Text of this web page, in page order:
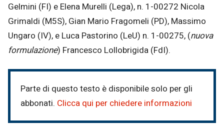
Gelmini (FI) e Elena Murelli (Lega), n. 1-00272 Nicola
Grimaldi (M5S), Gian Mario Fragomeli (PD), Massimo
Ungaro (IV), e Luca Pastorino (LeU) n. 1-00275, (nuova
formulazione) Francesco Lollobrigida (FdI).
Parte di questo testo è disponibile solo per gli
abbonati. Clicca qui per chiedere informazioni